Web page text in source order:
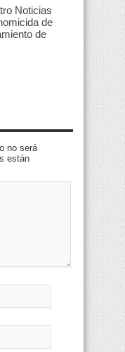
Noticias
de
de
no será
están